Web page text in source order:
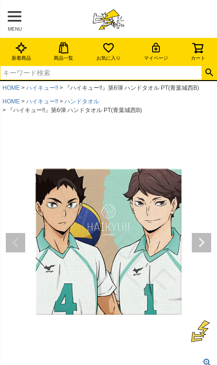
MENU
新着商品 商品一覧 お気に入り マイページ カート
HOME ハイキュー!!
『ハイキュー!!』第6弾 ハンドタオル PT(青葉城西B)
HOME
ハイキュー!!
ハンドタオル
『ハイキュー!!』第6弾 ハンドタオル PT(青葉城西B)